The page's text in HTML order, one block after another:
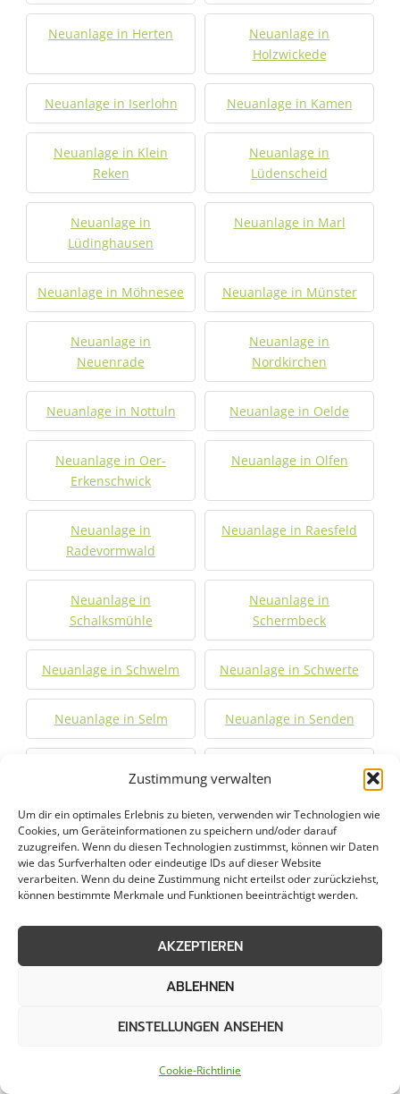
Zustimmung verwalten
Um dir ein optimales Erlebnis zu bieten, verwenden wir Technologien wie
Cookies, um Geräteinformationen zu speichern und/oder darauf
zuzugreifen. Wenn du diesen Technologien zustimmst, können wir Daten
wie das Surfverhalten oder eindeutige IDs auf dieser Website
verarbeiten. Wenn du deine Zustimmung nicht erteilst oder zurückziehst,
können bestimmte Merkmale und Funktionen beeinträchtigt werden.
AKZEPTIEREN
ABLEHNEN
EINSTELLUNGEN ANSEHEN
Cookie-Richtlinie
Neuanlage in Herten
Neuanlage in
Holzwickede
Neuanlage in Iserlohn Neuanlage in Kamen
Neuanlage in Klein
Reken
Neuanlage in
Lüdenscheid
Neuanlage in
Lüdinghausen
Neuanlage in Marl
Neuanlage in Möhnesee Neuanlage in Münster
Neuanlage in
Neuenrade
Neuanlage in
Nordkirchen
Neuanlage in Nottuln Neuanlage in Oelde
Neuanlage in Oer-
Erkenschwick
Neuanlage in Olfen
Neuanlage in
Radevormwald
Neuanlage in Raesfeld
Neuanlage in
Schalksmühle
Neuanlage in
Schermbeck
Neuanlage in Schwelm Neuanlage in Schwerte
Neuanlage in Selm Neuanlage in Senden
Sendenhorst
Neuanlage in
Sprockhövel
Neuanlage in Telgte
Neuanlage in Velbert
Neuanlage in Velen Neuanlage in Waltrop